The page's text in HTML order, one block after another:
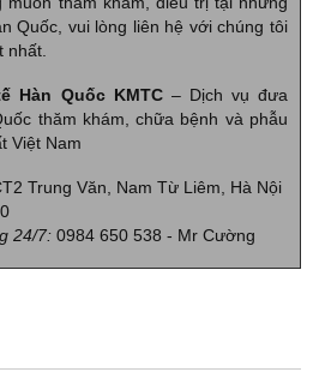
Quốc, vui lòng liên hệ với chúng tôi
nhất.
Hàn Quốc KMTC– Dịch vụ đưa
thăm khám, chữa bệnh và phẫu
Việt Nam
Trung Văn, Nam Từ Liêm, Hà Nội
24/7: 0984 650 538 - Mr Cường